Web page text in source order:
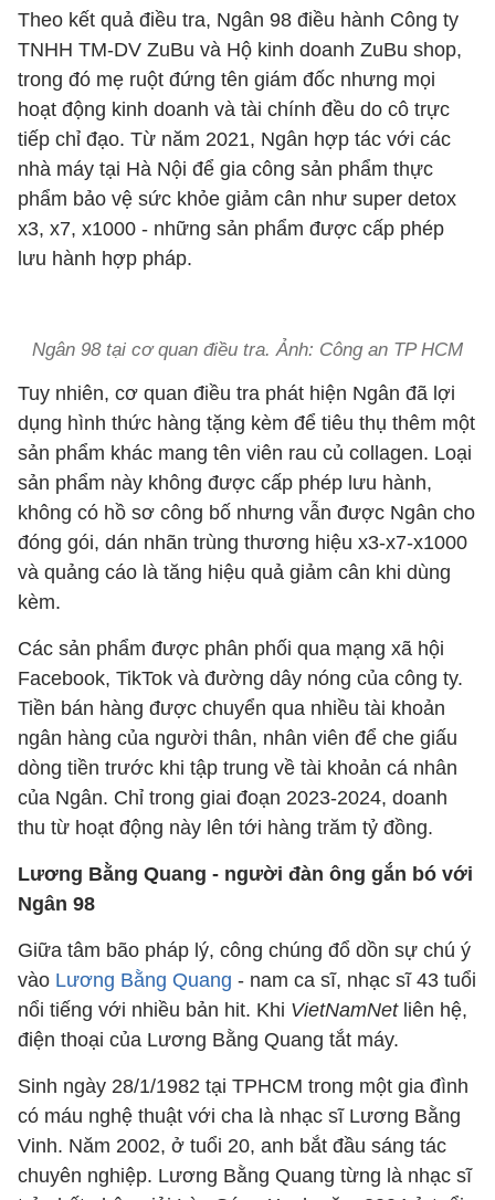
Theo kết quả điều tra, Ngân 98 điều hành Công ty
TNHH TM-DV ZuBu và Hộ kinh doanh ZuBu shop,
trong đó mẹ ruột đứng tên giám đốc nhưng mọi
hoạt động kinh doanh và tài chính đều do cô trực
tiếp chỉ đạo. Từ năm 2021, Ngân hợp tác với các
nhà máy tại Hà Nội để gia công sản phẩm thực
phẩm bảo vệ sức khỏe giảm cân như super detox
x3, x7, x1000 - những sản phẩm được cấp phép
lưu hành hợp pháp.
Ngân 98 tại cơ quan điều tra. Ảnh: Công an TP HCM
Tuy nhiên, cơ quan điều tra phát hiện Ngân đã lợi
dụng hình thức hàng tặng kèm để tiêu thụ thêm một
sản phẩm khác mang tên viên rau củ collagen. Loại
sản phẩm này không được cấp phép lưu hành,
không có hồ sơ công bố nhưng vẫn được Ngân cho
đóng gói, dán nhãn trùng thương hiệu x3-x7-x1000
và quảng cáo là tăng hiệu quả giảm cân khi dùng
kèm.
Các sản phẩm được phân phối qua mạng xã hội
Facebook, TikTok và đường dây nóng của công ty.
Tiền bán hàng được chuyển qua nhiều tài khoản
ngân hàng của người thân, nhân viên để che giấu
dòng tiền trước khi tập trung về tài khoản cá nhân
của Ngân. Chỉ trong giai đoạn 2023-2024, doanh
thu từ hoạt động này lên tới hàng trăm tỷ đồng.
Lương Bằng Quang - người đàn ông gắn bó với
Ngân 98
Giữa tâm bão pháp lý, công chúng đổ dồn sự chú ý
vào Lương Bằng Quang - nam ca sĩ, nhạc sĩ 43 tuổi
nổi tiếng với nhiều bản hit. Khi VietNamNetliên hệ,
điện thoại của Lương Bằng Quang tắt máy.
Sinh ngày 28/1/1982 tại TPHCM trong một gia đình
có máu nghệ thuật với cha là nhạc sĩ Lương Bằng
Vinh. Năm 2002, ở tuổi 20, anh bắt đầu sáng tác
chuyên nghiệp. Lương Bằng Quang từng là nhạc sĩ